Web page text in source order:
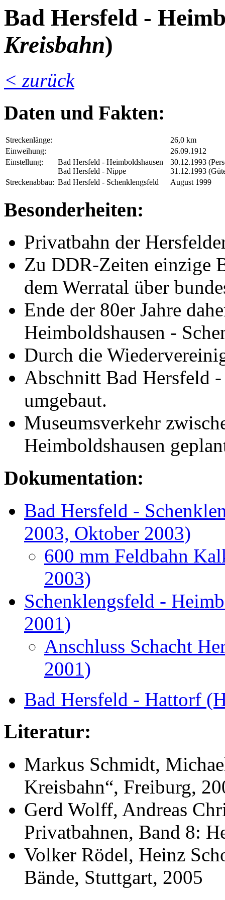
Bad Hersfeld -
Kreisbahn)
< zurück
Daten und Fakten:
Streckenlänge:
26,0 km
Einweihung:
26.09.1912
Einstellung:
Bad Hersfeld - Heimboldshausen
Bad Hersfeld - Nippe
30.12.1993
31.12.1993
Streckenabbau: Bad Hersfeld - Schenklengsfeld August 1999
Besonderheiten:
Privatbahn der
Zu DDR-Zeiten einzige
dem Werratal über
Ende der 80er Jahre
Heimboldshausen -
Durch die
Abschnitt Bad Hersfeld
umgebaut.
Museumsverkehr
Heimboldshausen
Dokumentation:
Bad Hersfeld -
2003, Oktober 2003)
600 mm Feldbahn
2003)
Schenklengsfeld -
2001)
Anschluss Schacht
2001)
Bad Hersfeld - Hattorf
Literatur:
Markus Schmidt,
Kreisbahn“, Freiburg,
Gerd Wolff, Andreas
Privatbahnen, Band 8:
Volker Rödel, Heinz
Bände, Stuttgart, 2005